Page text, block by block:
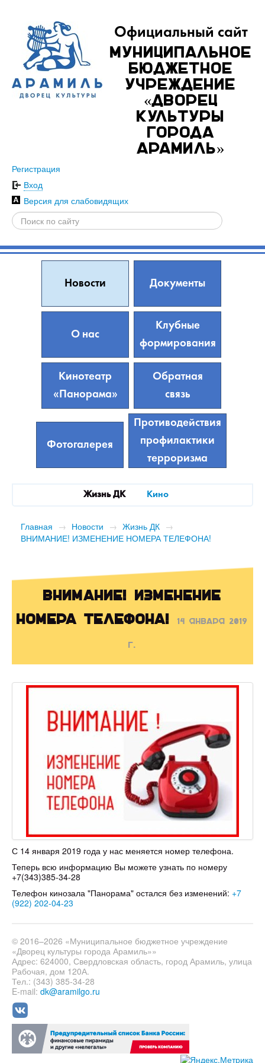
Официальный сайт
Муниципальное
бюджетное
учреждение
«Дворец
культуры
города
Арамиль»
Регистрация
Вход
Версия для слабовидящих
Новости Документы
О нас
Клубные
формирования
Кинотеатр
«Панорама»
Обратная
связь
Фотогалерея
Противодействия
профилактики
терроризма
Жизнь ДК Кино
Главная → Новости → Жизнь ДК →
ВНИМАНИЕ! ИЗМЕНЕНИЕ НОМЕРА ТЕЛЕФОНА!
ВНИМАНИЕ! ИЗМЕНЕНИЕ
НОМЕРА ТЕЛЕФОНА!14 января 2019
г.
С 14 января 2019 года у нас меняется номер телефона.
Теперь всю информацию Вы можете узнать по номеру
+7(343)385-34-28
Телефон кинозала "Панорама" остался без изменений: +7
(922) 202-04-23
© 2016–2026 «Муниципальное бюджетное учреждение
«Дворец культуры города Арамиль»»
Адрес: 624000, Свердловская область, город Арамиль, улица
Рабочая, дом 120А.
Тел.: (343) 385-34-28
E-mail: dk@aramilgo.ru